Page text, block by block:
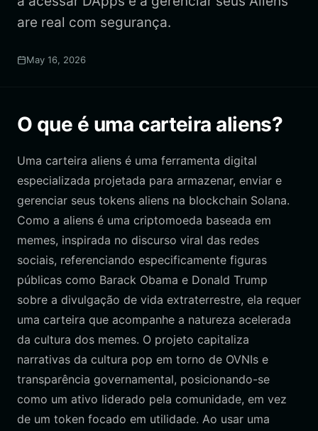
are real com segurança.
May 16, 2026
O que é uma carteira aliens?
Uma carteira aliens é uma ferramenta digital
especializada projetada para armazenar, enviar e
gerenciar seus tokens aliens na blockchain Solana.
Como a aliens é uma criptomoeda baseada em
memes, inspirada no discurso viral das redes
sociais, referenciando especificamente figuras
públicas como Barack Obama e Donald Trump
sobre a divulgação de vida extraterrestre, ela requer
uma carteira que acompanhe a natureza acelerada
da cultura dos memes. O projeto capitaliza
narrativas da cultura pop em torno de OVNIs e
transparência governamental, posicionando-se
como um ativo liderado pela comunidade, em vez
de um token focado em utilidade. Ao usar uma